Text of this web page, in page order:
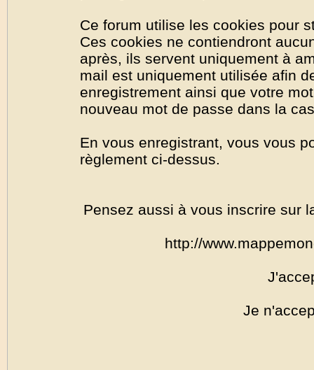
Ce forum utilise les cookies pour
Ces cookies ne contiendront
après, ils servent uniquement à
mail est uniquement utilisée afin
enregistrement ainsi que votre
nouveau mot de passe dans la
En vous enregistrant, vous vous
règlement ci-dessus.
Pensez aussi à vous inscrire sur
http://
Je